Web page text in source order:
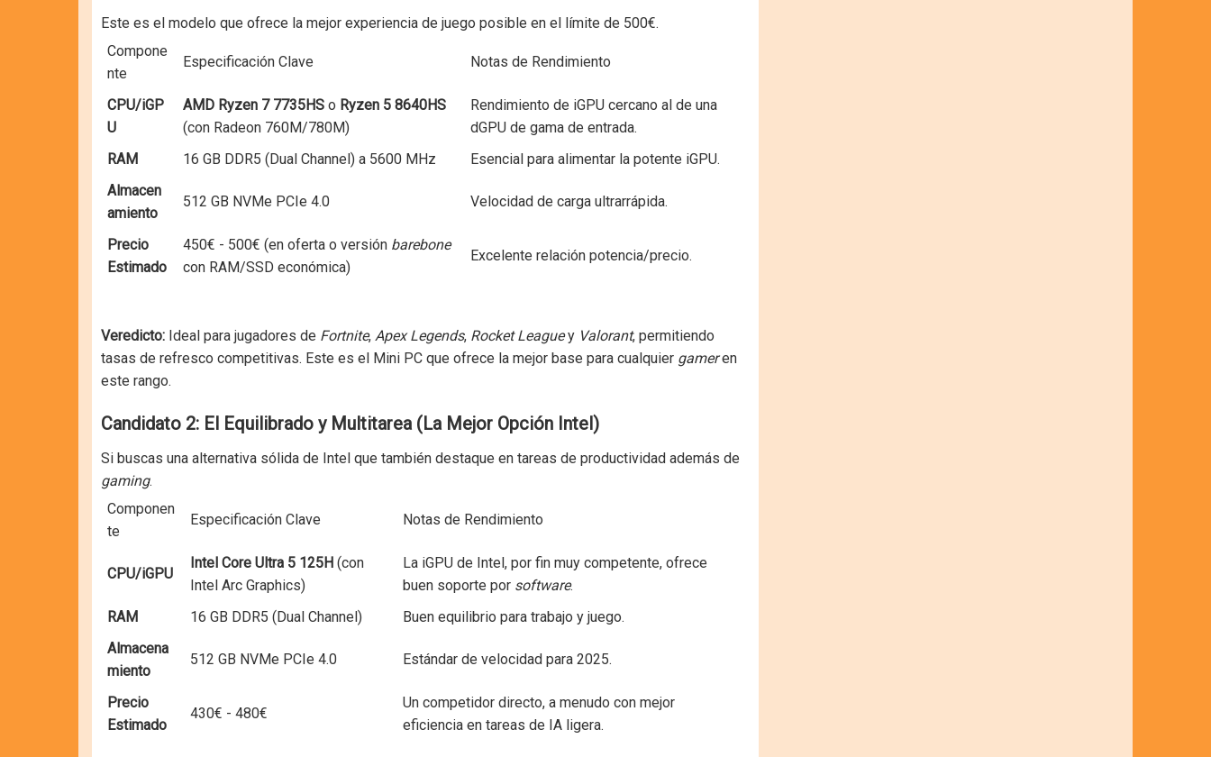
Este es el modelo que ofrece la mejor experiencia de juego posible en el límite de 500€.
Compone
nte
Especificación Clave Notas de Rendimiento
CPU/iGP
U
AMD Ryzen 7 7735HS o Ryzen 5 8640HS
(con Radeon 760M/780M)
Rendimiento de iGPU cercano al de una
dGPU de gama de entrada.
RAM
16 GB DDR5 (Dual Channel) a 5600 MHz
Esencial para alimentar la potente iGPU.
Almacen
amiento
512 GB NVMe PCIe 4.0 Velocidad de carga ultrarrápida.
Precio
Estimado
450€ - 500€ (en oferta o versión barebone
con RAM/SSD económica)
Excelente relación potencia/precio.
Veredicto: Ideal para jugadores de Fortnite, Apex Legends, Rocket Leaguey Valorant, permitiendo
tasas de refresco competitivas. Este es el Mini PC que ofrece la mejor base para cualquier gameren
este rango.
Candidato 2: El Equilibrado y Multitarea (La Mejor Opción Intel)
Si buscas una alternativa sólida de Intel que también destaque en tareas de productividad además de
gaming.
Componen
te
Especificación Clave Notas de Rendimiento
CPU/iGPU
Intel Core Ultra 5 125H (con
Intel Arc Graphics)
La iGPU de Intel, por fin muy competente, ofrece
buen soporte por software.
RAM
16 GB DDR5 (Dual Channel)
Buen equilibrio para trabajo y juego.
Almacena
miento
512 GB NVMe PCIe 4.0 Estándar de velocidad para 2025.
Precio
Estimado
430€ - 480€
Un competidor directo, a menudo con mejor
eficiencia en tareas de IA ligera.